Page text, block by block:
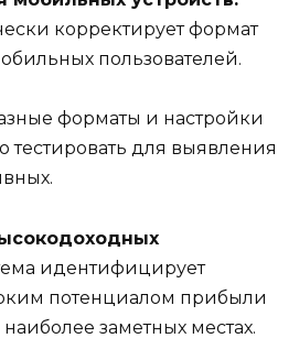
корректирует формат
пользователей.
форматы и настройки
для выявления
идентифицирует
потенциалом прибыли
заметных местах.